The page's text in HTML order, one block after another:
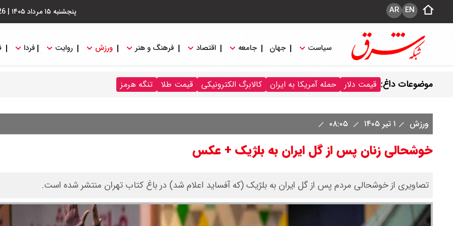
پنجشنبه ۱۵ مرداد ۱۴۰۵ | EN
AR
سیاست جهان جامعه اقتصاد فرهنگ و هنر ورزش روایت فردا
موضوعات داغ: قیمت دلار حمله آمریکا به ایران کالابرگ الکترونیکی قیمت طلا تنگه هرمز
ورزش ۱ تیر ۱۴۰۵
خوشحالی زنان پس از گل ایران به بلژیک + عکس
تصاویری از خوشحالی مردم پس از گل ایران به بلژیک (که آفساید اعلام شد) در باغ کتاب تهران منتشر شده است.